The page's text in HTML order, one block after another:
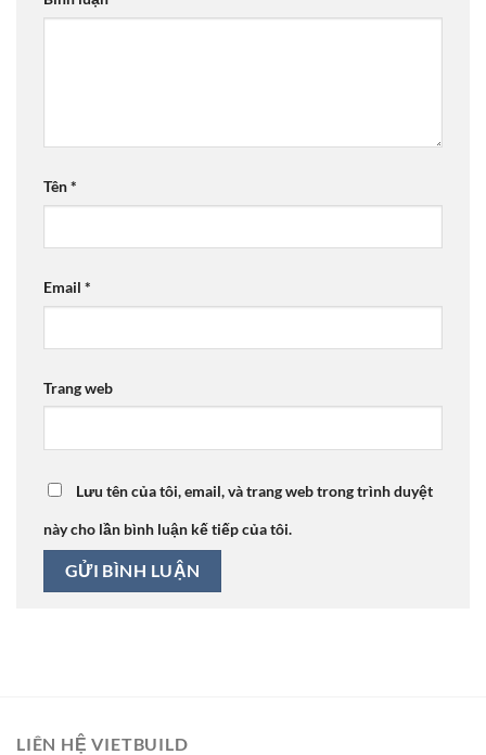
Tên*
Email *
Trang web
Lưu tên của tôi, email, và trang web trong trình duyệt
này cho lần bình luận kế tiếp của tôi.
LIÊN HỆ VIETBUILD